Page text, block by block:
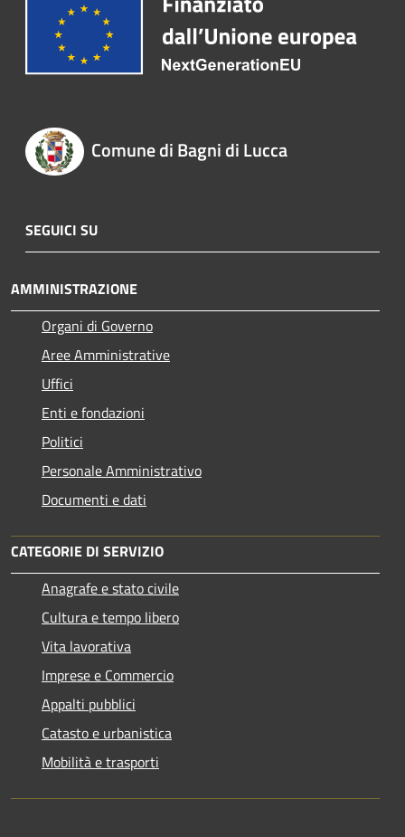
Comune di Bagni di Lucca
SEGUICI SU
AMMINISTRAZIONE
Organi di Governo
Aree Amministrative
Uffici
Enti e fondazioni
Politici
Personale Amministrativo
Documenti e dati
CATEGORIE DI SERVIZIO
Anagrafe e stato civile
Cultura e tempo libero
Vita lavorativa
Imprese e Commercio
Appalti pubblici
Catasto e urbanistica
Mobilità e trasporti